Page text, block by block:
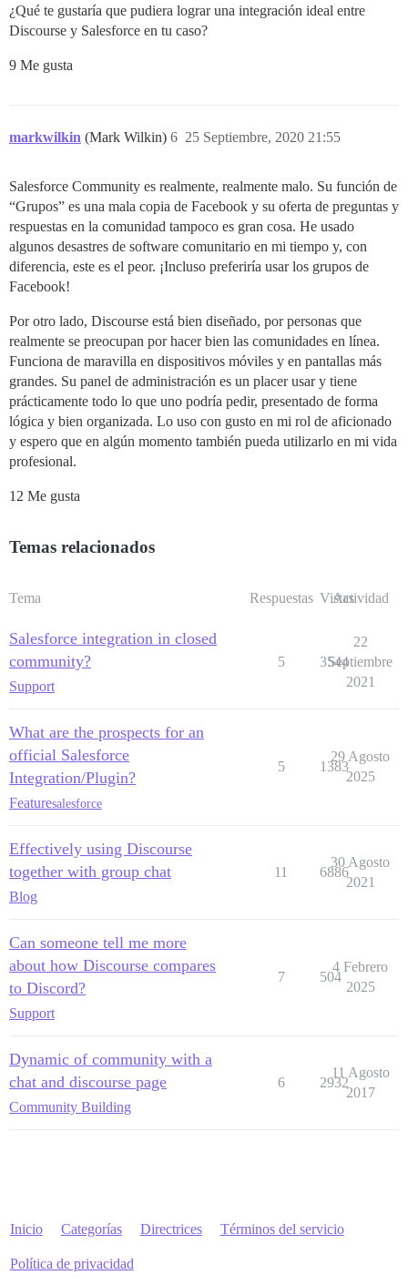
¿Qué te gustaría que pudiera lograr una integración ideal entre
Discourse y Salesforce en tu caso?
9 Me gusta
markwilkin (Mark Wilkin) 25 Septiembre, 2020 21:55
6
Salesforce Community es realmente, realmente malo. Su función de
“Grupos” es una mala copia de Facebook y su oferta de preguntas y
respuestas en la comunidad tampoco es gran cosa. He usado
algunos desastres de software comunitario en mi tiempo y, con
diferencia, este es el peor. ¡Incluso preferiría usar los grupos de
Facebook!
Por otro lado, Discourse está bien diseñado, por personas que
realmente se preocupan por hacer bien las comunidades en línea.
Funciona de maravilla en dispositivos móviles y en pantallas más
grandes. Su panel de administración es un placer usar y tiene
prácticamente todo lo que uno podría pedir, presentado de forma
lógica y bien organizada. Lo uso con gusto en mi rol de aficionado
y espero que en algún momento también pueda utilizarlo en mi vida
profesional.
12 Me gusta
Temas relacionados
Tema Respuestas Vistas
Actividad
Salesforce integration in closed
community?
Support
5 3544
22
Septiembre
2021
What are the prospects for an
official Salesforce
Integration/Plugin?
Featuresalesforce
5 1383
29 Agosto
2025
Effectively using Discourse
together with group chat
Blog
11 6886
30 Agosto
2021
Can someone tell me more
about how Discourse compares
to Discord?
Support
7 504
4 Febrero
2025
Dynamic of community with a
chat and discourse page
Community Building
6 2932
11 Agosto
2017
Inicio Categorías Directrices Términos del servicio
Política de privacidad